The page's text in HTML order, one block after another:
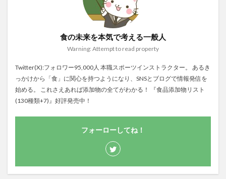
食の未来を本気で考える一般人
Warning: Attempt to read property
Twitter(X):フォロワー95,000人 本職スポーツインストラクター。 あるき
っかけから「食」に関心を持つようになり、SNSとブログで情報発信を
始める。 これさえあれば添加物の全てがわかる！ 『食品添加物リスト
(130種類+7)』好評発売中！
フォーローしてね！